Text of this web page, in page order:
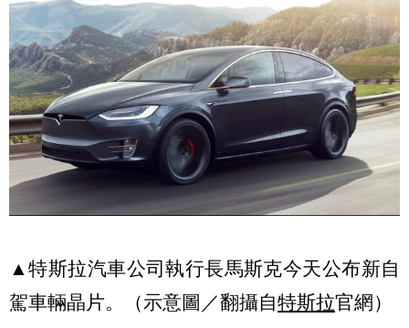
▲特斯拉汽車公司執行長馬斯克今天公布新自
駕車輛晶片。（示意圖／翻攝自特斯拉官網）